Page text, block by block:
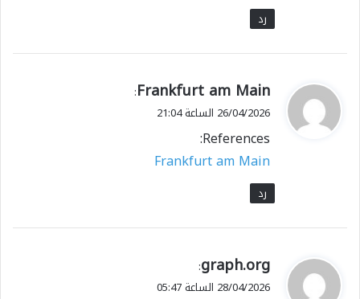
رد
ي
ق
ل
Frankfurt am Main
:
26/04/2026 الساعة 21:04
References:
Frankfurt am Main
رد
ي
ق
graph.org
:
28/04/2026 الساعة 05:47